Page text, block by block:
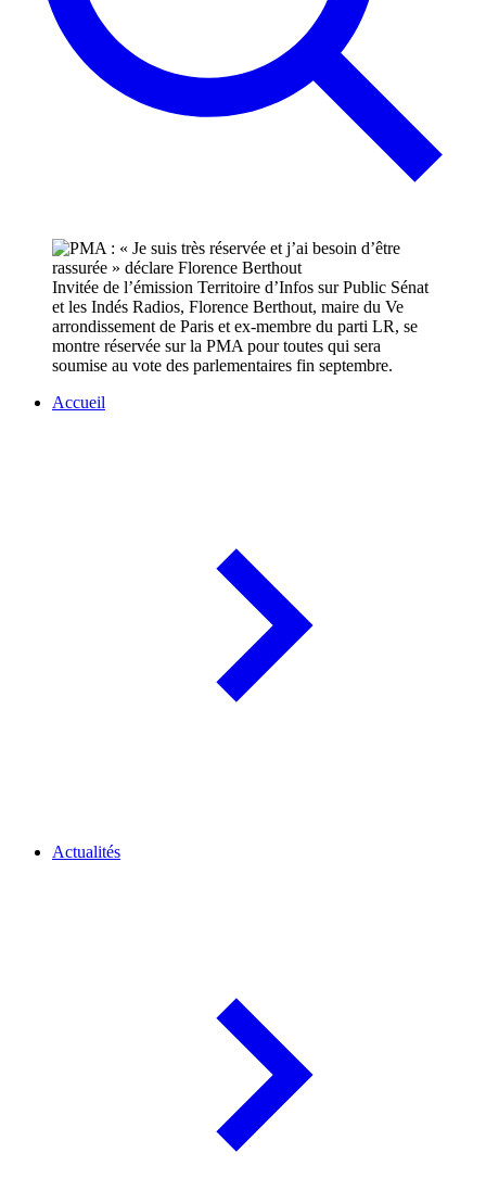
Invitée de l’émission Territoire d’Infos sur Public Sénat
et les Indés Radios, Florence Berthout, maire du Ve
arrondissement de Paris et ex-membre du parti LR, se
montre réservée sur la PMA pour toutes qui sera
soumise au vote des parlementaires fin septembre.
Accueil
Actualités